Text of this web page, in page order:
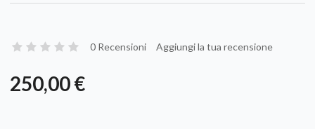
0 Recensioni Aggiungi la tua recensione
250,00 €